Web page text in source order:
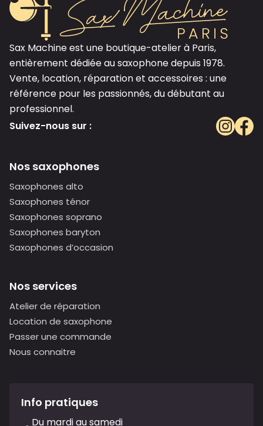
Sax Machine est une boutique-atelier à Paris,
entièrement dédiée au saxophone depuis 1978.
Vente, location, réparation et accessoires : une
référence pour les passionnés, du débutant au
professionnel.
Suivez-nous sur :
Nos saxophones
Saxophones alto
Saxophones ténor
Saxophones soprano
Saxophones baryton
Saxophones d’occasion
Nos services
Atelier de réparation
Location de saxophone
Passer une commande
Nous connaitre
Info pratiques
Du mardi au samedi